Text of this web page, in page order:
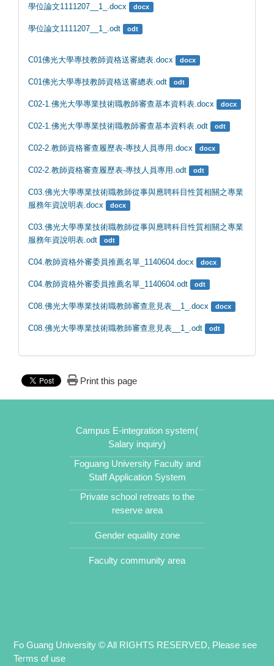
學位論文1111207__1_.docx docx
學位論文1111207__1_.odt odt
C01佛光大學專技教師資格送審總表.docx docx
C01佛光大學專技教師資格送審總表.odt odt
C02-1.佛光大學專業技術職教師審查基本資料表.docx docx
C02-1.佛光大學專業技術職教師審查基本資料表.odt odt
C02-2.教師資格審查履歷表-專技人員專用.docx docx
C02-2.教師資格審查履歷表-專技人員專用.odt odt
C03.佛光大學專業技術職教師從事與應聘科目性質相關之專業
服務年資說明表.docx
docx
C03.佛光大學專業技術職教師從事與應聘科目性質相關之專業
服務年資說明表.odt
odt
C04.教師資格外審委員推薦名單_1140604.docx docx
C04.教師資格外審委員推薦名單_1140604.odt odt
C08.佛光大學專業技術職教師審查意見表__1_.docx docx
C08.佛光大學專業技術職教師審查意見表__1_.odt odt
Print this page
Campus E-integration system(
Salary inquiry)
Foguang University Faculty and
Staff Application System
Private school retreats to the
reserve area
Gender equality zone
Faculty community area
Fo Guang University © All RIGHTS RESERVED, Please see
Terms of use